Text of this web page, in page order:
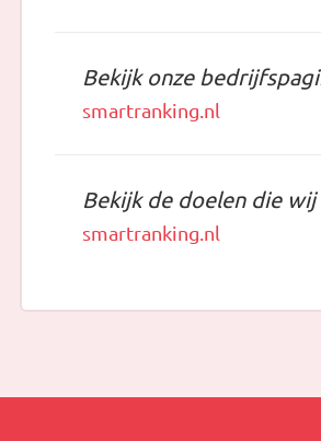
Bekijk onze
smartranking.nl
Bekijk de doelen die
smartranking.nl